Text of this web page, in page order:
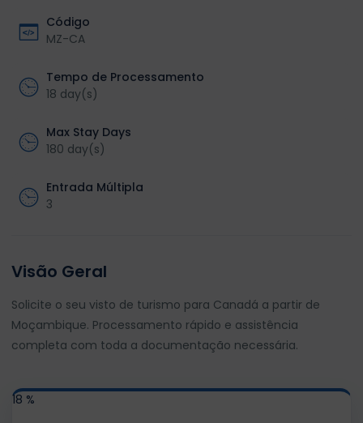
Código
MZ-CA
Tempo de Processamento
18 day(s)
Max Stay Days
180 day(s)
Entrada Múltipla
3
Visão Geral
Solicite o seu visto de turismo para Canadá a partir de
Moçambique. Processamento rápido e assistência
completa com toda a documentação necessária.
18 %